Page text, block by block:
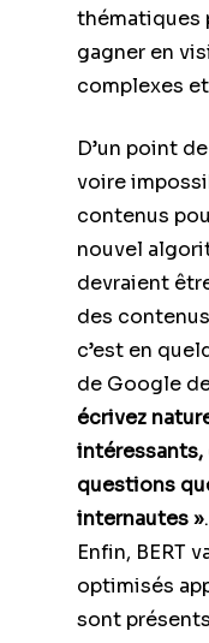
thématiques
gagner en
complexes
D’un point
voire
contenus
nouvel
devraient
des
c’est en
de Google
écrivez
intéressants,
questions
internautes ».
Enfin, BERT
optimisés
sont